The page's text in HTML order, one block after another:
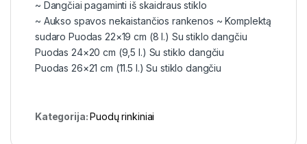
~ Dangčiai pagaminti iš skaidraus stiklo
~ Aukso spavos nekaistančios rankenos ~ Komplektą
sudaro Puodas 22×19 cm (8 l.) Su stiklo dangčiu
Puodas 24×20 cm (9,5 l.) Su stiklo dangčiu
Puodas 26×21 cm (11.5 l.) Su stiklo dangčiu
Kategorija:Puodų rinkiniai